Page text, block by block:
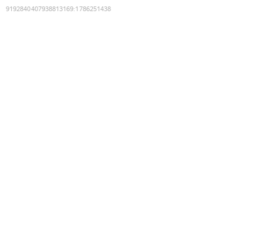
9192840407938813169:1786251438